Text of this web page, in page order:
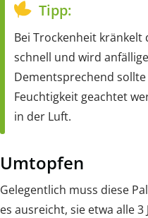
Tipp:
Bei Trockenheit
schnell und wird
Dementsprechend
Feuchtigkeit geachtet
in der Luft.
Umtopfen
Gelegentlich muss diese
es ausreicht, sie etwa alle